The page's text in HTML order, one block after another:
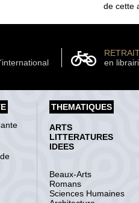
de cette
en
THEMATIQUES
ARTS
LITTERATURES
IDEES
Beaux-Arts
Romans
Sciences Humaines